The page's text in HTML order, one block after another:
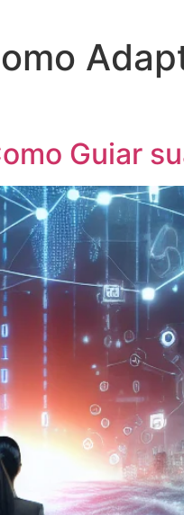
Guiar